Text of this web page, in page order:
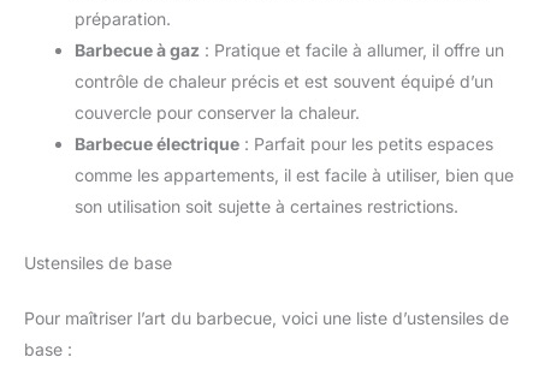
préparation.
Barbecue à gaz : Pratique et facile à allumer, il offre un
contrôle de chaleur précis et est souvent équipé d’un
couvercle pour conserver la chaleur.
Barbecue électrique : Parfait pour les petits espaces
comme les appartements, il est facile à utiliser, bien que
son utilisation soit sujette à certaines restrictions.
Ustensiles de base
Pour maîtriser l’art du barbecue, voici une liste d’ustensiles de
base :